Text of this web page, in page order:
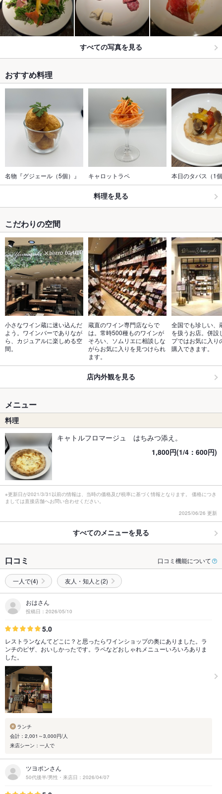
すべての写真を見る
おすすめ料理
名物『グジェール（5個）』 キャロットラペ 本日のタパス（1
料理を見る
こだわりの空間
小さなワイン蔵に迷い込んだ
よう。ワインバーでありなが
ら、カジュアルに楽しめる空
間。
蔵直のワイン専門店ならで
は。常時500種ものワインが
そろい、ソムリエに相談しな
がらお気に入りを見つけられ
ます。
全国でも珍しい、
を扱うお店。併設
プではお気に入り
購入できます。
店内外観を見る
メニュー
料理
キャトルフロマージュ はちみつ添え。
1,800円(1/4：600円)
※更新日が2021/3/31以前の情報は、当時の価格及び税率に基づく情報となります。 価格につき
ましては直接店舗へお問い合わせください。
2025/06/26 更新
すべてのメニューを見る
口コミ 口コミ機能について
一人で(4) 友人・知人と(2)
おはさん
投稿日：2026/05/10
5.0
レストランなんてどこに？と思ったらワインショップの奥にありました。ラ
ンチのピザ、おいしかったです。ラペなどおしゃれメニューいろいろありま
した。
ランチ
会計：2,001～3,000円/人
来店シーン：一人で
ツヨポンさん
50代後半/男性・来店日：2026/04/07